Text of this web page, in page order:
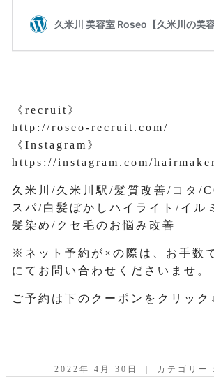
《recruit》
http://roseo-recruit.com/
《Instagram》
https://instagram.com/
久米川/久米川駅/髪質改善/コタ/
スパ/白髪ぼかしハイライト/イル
髪染め/クセ毛のお悩み改善
※ネット予約が×の際は、お手数
にてお問い合わせくださいませ。
ご予約は下のクーポンをクリック
2022年 4月 30日 ｜ カテゴリー